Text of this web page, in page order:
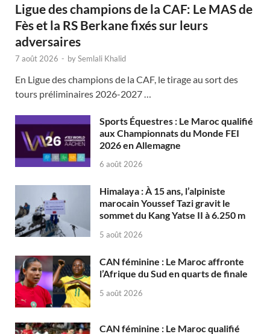
Ligue des champions de la CAF: Le MAS de
Fès et la RS Berkane fixés sur leurs
adversaires
7 août 2026 - bySemlali Khalid
En Ligue des champions de la CAF, le tirage au sort des
tours préliminaires 2026-2027 …
Sports Équestres : Le Maroc qualifié
aux Championnats du Monde FEI
2026 en Allemagne
6 août 2026
Himalaya : À 15 ans, l’alpiniste
marocain Youssef Tazi gravit le
sommet du Kang Yatse II à 6.250 m
5 août 2026
CAN féminine : Le Maroc affronte
l’Afrique du Sud en quarts de finale
5 août 2026
CAN féminine : Le Maroc qualifié